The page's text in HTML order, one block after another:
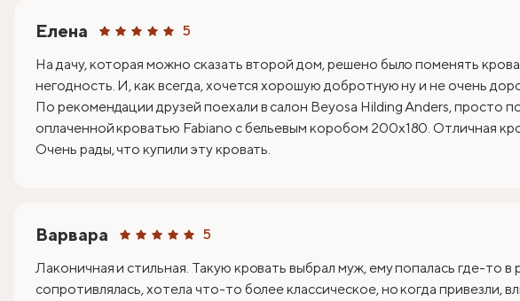
Елена 5
На дачу, которая можно сказать второй дом, решено было поменять
негодность. И, как всегда, хочется хорошую добротную ну и не очень
По рекомендации друзей поехали в салон Beyosa Hilding Anders, просто
оплаченной кроватью Fabiano с бельевым коробом 200х180. Отличная
Очень рады, что купили эту кровать.
Варвара 5
Лаконичная и стильная. Такую кровать выбрал муж, ему попалась где-то в
сопротивлялась, хотела что-то более классическое, но когда привезли,